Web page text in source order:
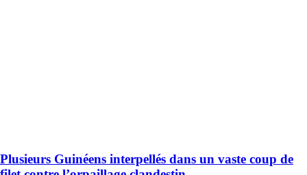
Plusieurs Guinéens interpellés dans un vaste coup de